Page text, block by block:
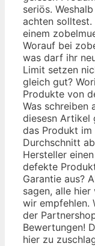
seriös.
achten
einem
Worauf bei
was darf ihr
Limit setzen
gleich gut?
Produkte von
Was schreiben
diesesn Artikel
das Produkt im
Durchschnitt
Hersteller
defekte
Garantie aus?
sagen, alle
wir empfehlen.
der
Bewertungen!
hier zu